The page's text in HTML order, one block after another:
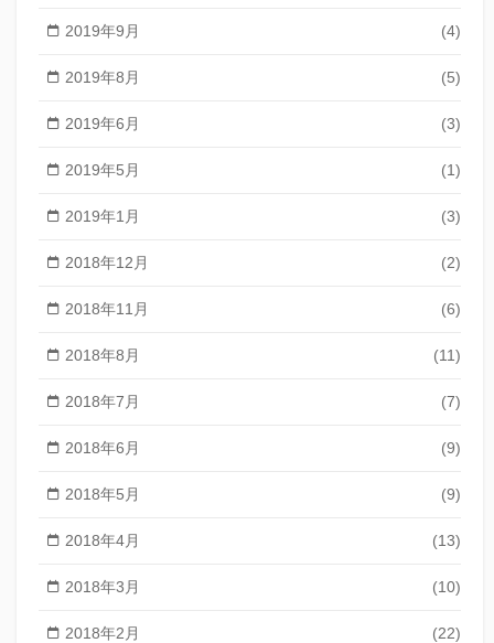
2019年9月 (4)
2019年8月 (5)
2019年6月 (3)
2019年5月 (1)
2019年1月 (3)
2018年12月 (2)
2018年11月 (6)
2018年8月 (11)
2018年7月 (7)
2018年6月 (9)
2018年5月 (9)
2018年4月 (13)
2018年3月 (10)
2018年2月 (22)